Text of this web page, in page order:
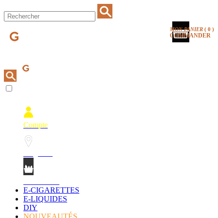
MON PANIER ( 0 )
COMMANDER
Compte
E-CIGARETTES
E-LIQUIDES
DIY
NOUVEAUTÉS